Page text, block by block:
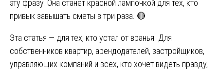
эту фразу. Она станет красной лампочкой для тех, кто
привык завышать сметы в три раза. 🔴
Эта статья — для тех, кто устал от вранья. Для
собственников квартир, арендодателей, застройщиков,
управляющих компаний и всех, кто хочет видеть правду,